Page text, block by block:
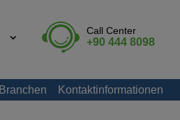
Call Center
+90 444 8098
Branchen Kontaktinformationen